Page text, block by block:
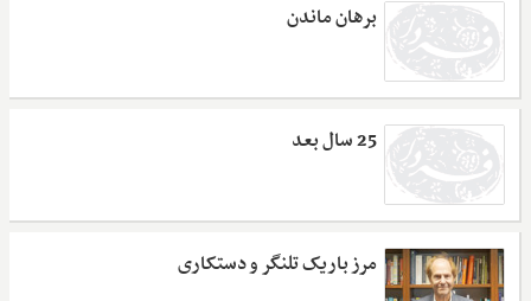
برهان ماندن
25 سال بعد
مرز باریک تلنگر و دستکاری